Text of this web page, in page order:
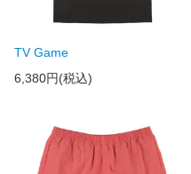
TV Game
6,380円(税込)